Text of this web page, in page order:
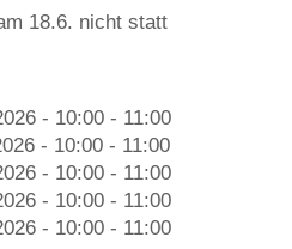
18.6. nicht statt
- 10:00 - 11:00
- 10:00 - 11:00
- 10:00 - 11:00
- 10:00 - 11:00
- 10:00 - 11:00